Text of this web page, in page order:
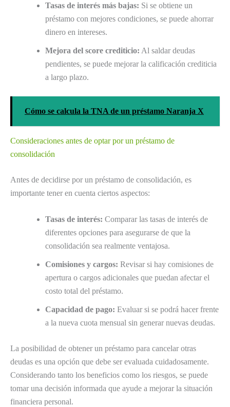
Tasas de interés más bajas: Si se obtiene un
préstamo con mejores condiciones, se puede ahorrar
dinero en intereses.
Mejora del score crediticio: Al saldar deudas
pendientes, se puede mejorar la calificación crediticia
a largo plazo.
Cómo se calcula la TNA de un préstamo Naranja X
Consideraciones antes de optar por un préstamo de
consolidación
Antes de decidirse por un préstamo de consolidación, es
importante tener en cuenta ciertos aspectos:
Tasas de interés: Comparar las tasas de interés de
diferentes opciones para asegurarse de que la
consolidación sea realmente ventajosa.
Comisiones y cargos: Revisar si hay comisiones de
apertura o cargos adicionales que puedan afectar el
costo total del préstamo.
Capacidad de pago: Evaluar si se podrá hacer frente
a la nueva cuota mensual sin generar nuevas deudas.
La posibilidad de obtener un préstamo para cancelar otras
deudas es una opción que debe ser evaluada cuidadosamente.
Considerando tanto los beneficios como los riesgos, se puede
tomar una decisión informada que ayude a mejorar la situación
financiera personal.